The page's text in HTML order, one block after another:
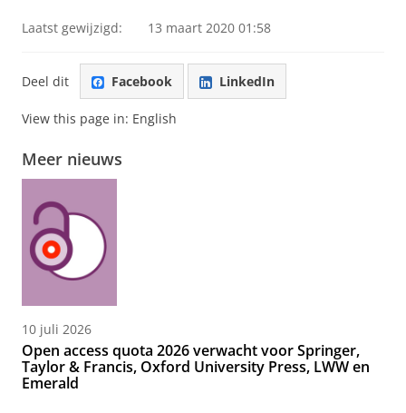
Laatst gewijzigd: 13 maart 2020 01:58
Deel dit Facebook LinkedIn
View this page in: English
Meer nieuws
10 juli 2026
Open access quota 2026 verwacht voor Springer,
Taylor & Francis, Oxford University Press, LWW en
Emerald